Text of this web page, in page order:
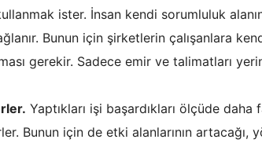
ister. İnsan kendi sorumluluk
Bunun için şirketlerin çalışanlara
gerekir. Sadece emir ve talimatları
Yaptıkları işi başardıkları ölçüde
Bunun için de etki alanlarının artacağı,